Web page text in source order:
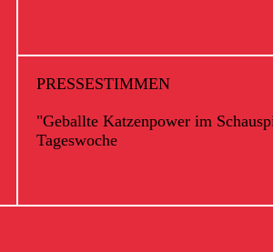
PRESSESTIMMEN
"Geballte Katzenpower im
Tageswoche